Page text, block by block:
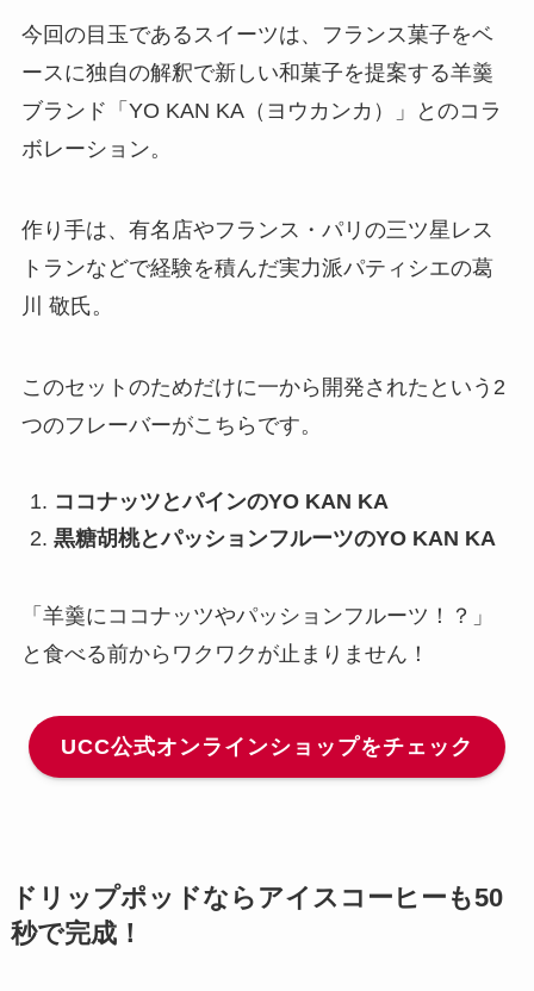
今回の目玉であるスイーツは、フランス菓子をベ
ースに独自の解釈で新しい和菓子を提案する羊羹
ブランド「YO KAN KA（ヨウカンカ）」とのコラ
ボレーション。
作り手は、有名店やフランス・パリの三ツ星レス
トランなどで経験を積んだ実力派パティシエの葛
川 敬氏。
このセットのためだけに一から開発されたという2
つのフレーバーがこちらです。
ココナッツとパインのYO KAN KA
黒糖胡桃とパッションフルーツのYO KAN KA
「羊羹にココナッツやパッションフルーツ！？」
と食べる前からワクワクが止まりません！
UCC公式オンラインショップをチェック
ドリップポッドならアイスコーヒーも50
秒で完成！